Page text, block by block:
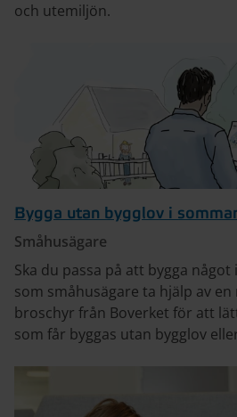
och utemiljön.
Bygga utan bygglov i
Småhusägare
Ska du passa på att bygga
som småhusägare ta hjälp av
broschyr från Boverket för att
som får byggas utan bygglov